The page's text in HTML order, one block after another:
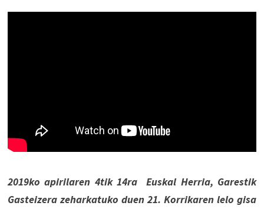
2019ko apirilaren 4tik 14ra Euskal Herria, Garestik
Gasteizera zeharkatuko duen 21. Korrikaren lelo gisa